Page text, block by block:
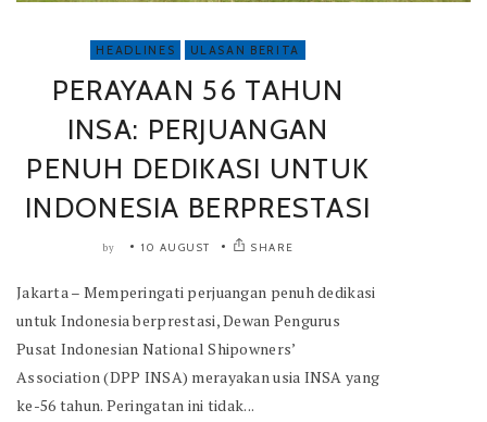
HEADLINES ULASAN BERITA
PERAYAAN 56 TAHUN
INSA: PERJUANGAN
PENUH DEDIKASI UNTUK
INDONESIA BERPRESTASI
by 10 AUGUST SHARE
Jakarta – Memperingati perjuangan penuh dedikasi
untuk Indonesia berprestasi, Dewan Pengurus
Pusat Indonesian National Shipowners’
Association (DPP INSA) merayakan usia INSA yang
ke-56 tahun. Peringatan ini tidak...